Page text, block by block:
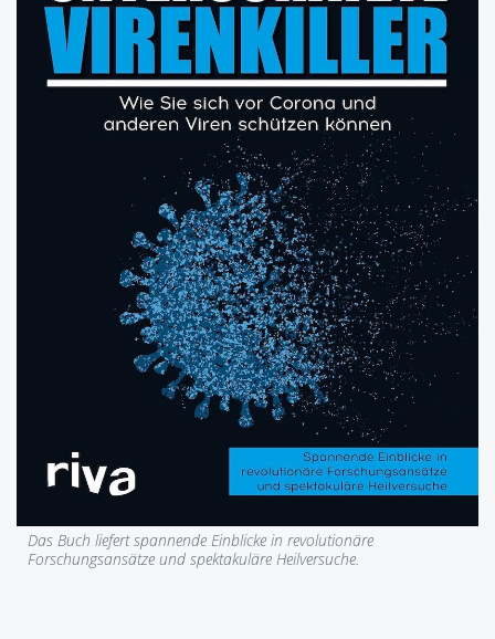
Das Buch liefert spannende Einblicke in revolutionäre
Forschungsansätze und spektakuläre Heilversuche.